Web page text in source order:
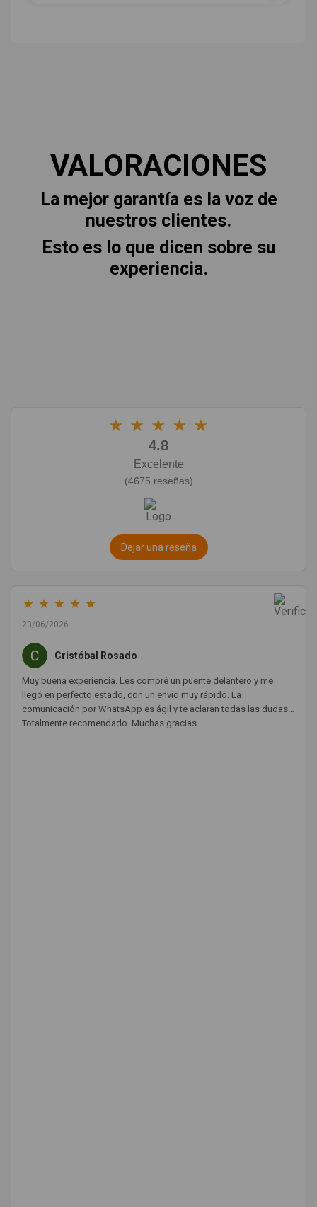
VALORACIONES
La mejor garantía es la voz de
nuestros clientes.
Esto es lo que dicen sobre su
experiencia.
★ ★ ★ ★ ★
4.8
Excelente
(4675 reseñas)
Dejar una reseña
★ ★ ★ ★ ★
23/06/2026
Cristóbal Rosado
Muy buena experiencia. Les compré un puente delantero y me
llegó en perfecto estado, con un envío muy rápido. La
comunicación por WhatsApp es ágil y te aclaran todas las dudas.
Totalmente recomendado. Muchas gracias.